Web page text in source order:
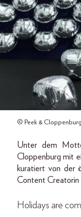
© Peek & Cloppenburg
Unter dem
Cloppenburg mit
kuratiert von der
Content Creatorin
Holidays are